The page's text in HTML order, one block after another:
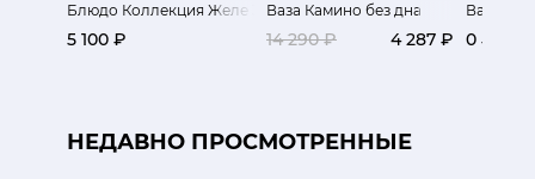
Блюдо Коллекция Желе 33 см
5 100 ₽
Ваза Камино без дна
14 290 ₽ 4 287 ₽
Ваза
0 ₽
НЕДАВНО ПРОСМОТРЕННЫЕ